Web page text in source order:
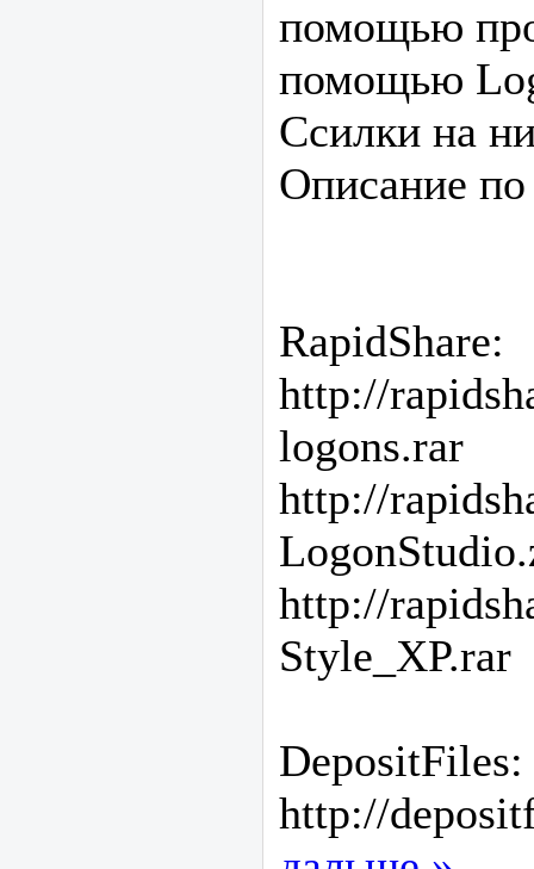
помощью
помощью
Ссилки на
Описание по
RapidShare:
http://
logons.rar
http://
http://
Style_XP.rar
DepositFiles:
http://